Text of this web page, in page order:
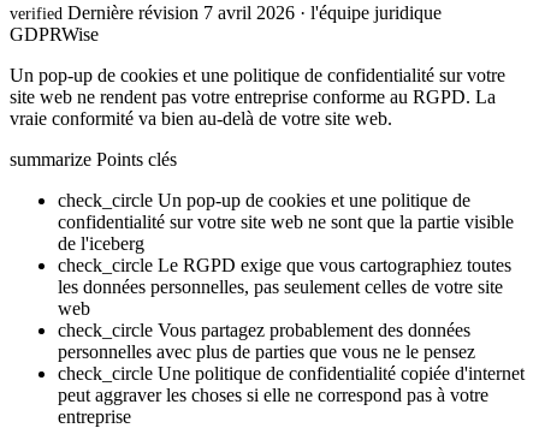
verified Dernière révision 7 avril 2026 · l'équipe juridique
GDPRWise
Un pop-up de cookies et une politique de confidentialité sur votre
site web ne rendent pas votre entreprise conforme au RGPD. La
vraie conformité va bien au-delà de votre site web.
summarize Points clés
check_circle Un pop-up de cookies et une politique de
confidentialité sur votre site web ne sont que la partie visible
de l'iceberg
check_circle Le RGPD exige que vous cartographiez toutes
les données personnelles, pas seulement celles de votre site
web
check_circle Vous partagez probablement des données
personnelles avec plus de parties que vous ne le pensez
check_circle Une politique de confidentialité copiée d'internet
peut aggraver les choses si elle ne correspond pas à votre
entreprise